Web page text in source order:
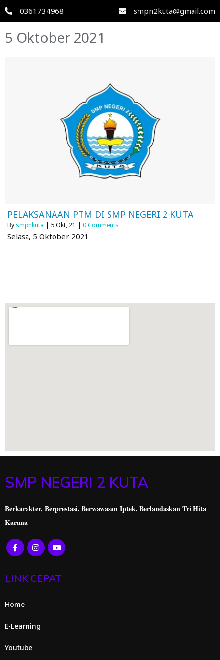
0361734968 smpn2kuta@gmail.com
5 Oktober 2021
PELAKSANAAN PTM DI SMP NEGERI 2 KUTA
By smpnkuta | 5 Okt, 21 | 0 Comments
Selasa, 5 Oktober 2021
SMP NEGERI 2 KUTA
Berkarakter, Berprestasi, Berwawasan Iptek, Berlandaskan Tri Hita
Karana
LINK CEPAT
Home
E-Learning
Youtube